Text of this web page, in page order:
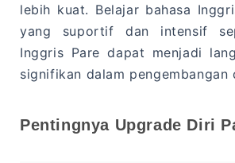
lebih kuat. Belajar bahasa
yang suportif dan intensif
Inggris Pare dapat menjadi
signifikan dalam pengembangan
Pentingnya Upgrade Diri